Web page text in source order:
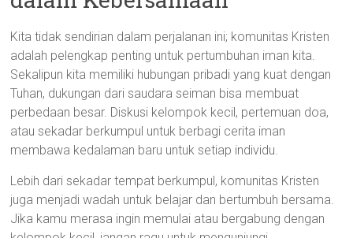
Kita tidak sendirian dalam perjalanan ini; komunitas Kristen
adalah pelengkap penting untuk pertumbuhan iman kita.
Sekalipun kita memiliki hubungan pribadi yang kuat dengan
Tuhan, dukungan dari saudara seiman bisa membuat
perbedaan besar. Diskusi kelompok kecil, pertemuan doa,
atau sekadar berkumpul untuk berbagi cerita iman
membawa kedalaman baru untuk setiap individu.
Lebih dari sekadar tempat berkumpul, komunitas Kristen
juga menjadi wadah untuk belajar dan bertumbuh bersama.
Jika kamu merasa ingin memulai atau bergabung dengan